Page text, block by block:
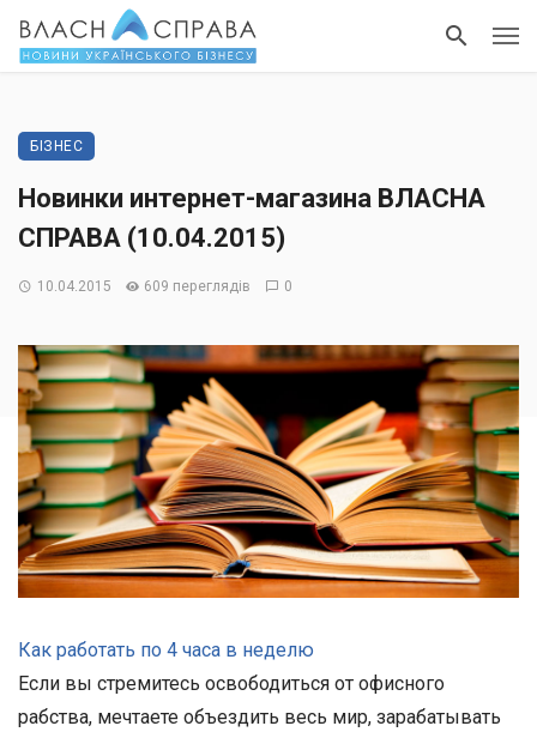
БІЗНЕС
Новинки интернет-магазина ВЛАСНА
СПРАВА (10.04.2015)
10.04.2015 609 переглядів 0
Как работать по 4 часа в неделю
Если вы стремитесь освободиться от офисного
рабства, мечтаете объездить весь мир, зарабатывать